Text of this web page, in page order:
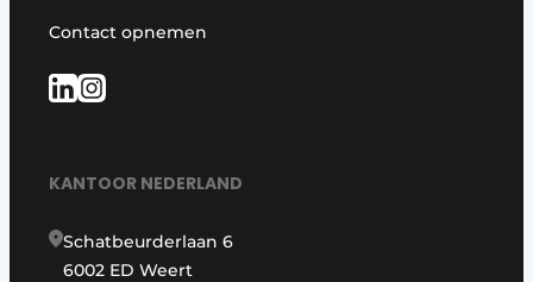
Contact opnemen
KANTOOR NEDERLAND
Schatbeurderlaan 6
6002 ED Weert